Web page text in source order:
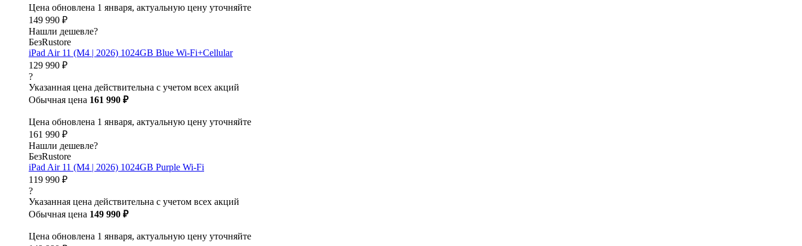
Цена обновлена 1 января, актуальную цену уточняйте
149 990 ₽
Нашли дешевле?
БезRustore
iPad Air 11 (M4 | 2026) 1024GB Blue Wi-Fi+Cellular
129 990 ₽
?
Указанная цена действительна с учетом всех акций
Обычная цена 161 990 ₽
Цена обновлена 1 января, актуальную цену уточняйте
161 990 ₽
Нашли дешевле?
БезRustore
iPad Air 11 (M4 | 2026) 1024GB Purple Wi-Fi
119 990 ₽
?
Указанная цена действительна с учетом всех акций
Обычная цена 149 990 ₽
Цена обновлена 1 января, актуальную цену уточняйте